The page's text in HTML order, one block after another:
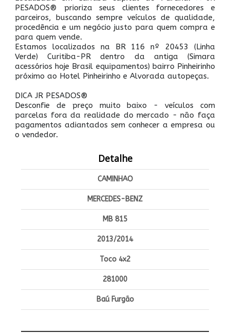
PESADOS® prioriza seus clientes fornecedores e
parceiros, buscando sempre veículos de qualidade,
procedência e um negócio justo para quem compra e
para quem vende.
Estamos localizados na BR 116 nº 20453 (Linha
Verde) Curitiba-PR dentro da antiga (Simara
acessórios hoje Brasil equipamentos) bairro Pinheirinho
próximo ao Hotel Pinheirinho e Alvorada autopeças.
DICA JR PESADOS®
Desconfie de preço muito baixo - veículos com
parcelas fora da realidade do mercado - não faça
pagamentos adiantados sem conhecer a empresa ou
o vendedor.
Detalhe
CAMINHAO
MERCEDES-BENZ
MB 815
2013/2014
Toco 4x2
281000
Baú Furgão